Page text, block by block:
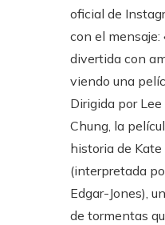
oficial de
con el mensaje:
divertida con
viendo una
Dirigida por Lee
Chung, la
historia de Kate
(interpretada
Edgar-Jones),
de tormentas